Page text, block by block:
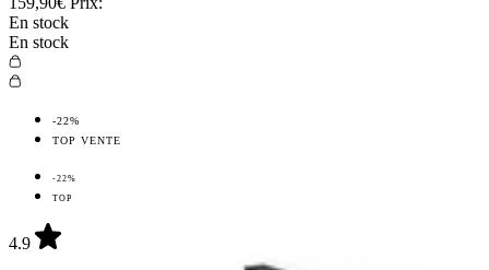
En stock
En stock
-22%
TOP VENTE
-22%
TOP
4.9